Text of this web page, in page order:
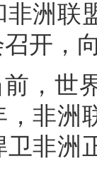
洲联
开，
，世
非洲
非洲